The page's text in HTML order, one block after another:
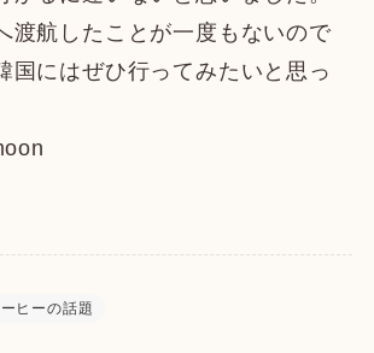
渡航したことが一度もないので
国にはぜひ行ってみたいと思っ
ヒーの話題